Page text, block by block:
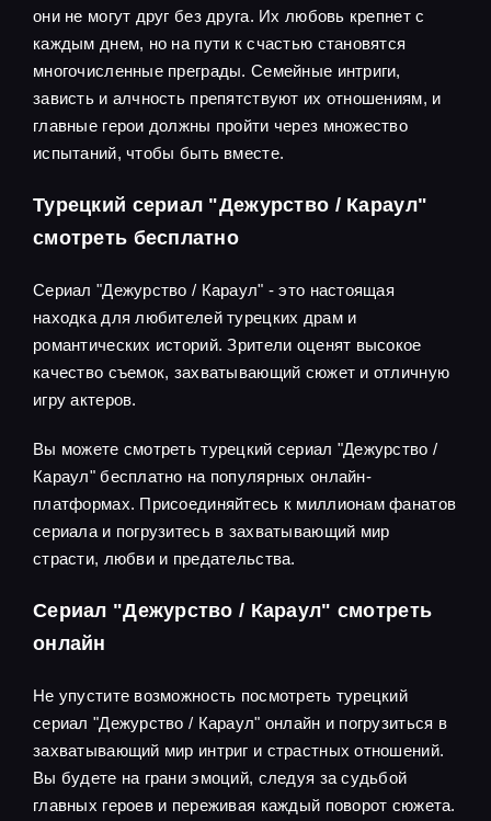
они не могут друг без друга. Их любовь крепнет с
каждым днем, но на пути к счастью становятся
многочисленные преграды. Семейные интриги,
зависть и алчность препятствуют их отношениям, и
главные герои должны пройти через множество
испытаний, чтобы быть вместе.
Турецкий сериал "Дежурство / Караул"
смотреть бесплатно
Сериал "Дежурство / Караул" - это настоящая
находка для любителей турецких драм и
романтических историй. Зрители оценят высокое
качество съемок, захватывающий сюжет и отличную
игру актеров.
Вы можете смотреть турецкий сериал "Дежурство /
Караул" бесплатно на популярных онлайн-
платформах. Присоединяйтесь к миллионам фанатов
сериала и погрузитесь в захватывающий мир
страсти, любви и предательства.
Сериал "Дежурство / Караул" смотреть
онлайн
Не упустите возможность посмотреть турецкий
сериал "Дежурство / Караул" онлайн и погрузиться в
захватывающий мир интриг и страстных отношений.
Вы будете на грани эмоций, следуя за судьбой
главных героев и переживая каждый поворот сюжета.